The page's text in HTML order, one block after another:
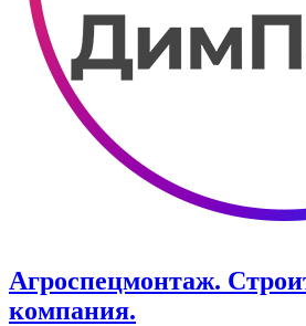
Агроспецмонтаж.
компания.